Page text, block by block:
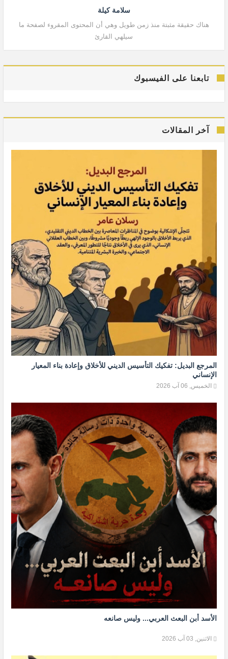
سلامة كيلة
هناك حقيقة مثبتة منذ زمن طويل وهي أن المحتوى المقروء لصفحة ما
سيلهي القارئ
تابعنا على الفيسبوك
آخر المقالات
المرجع البديل: تفكيك التأسيس الديني للأخلاق وإعادة بناء المعيار
الإنساني
الخميس, 06 آب 2026
الأسد أبن البعث العربي... وليس صانعه
الاثنين, 03 آب 2026